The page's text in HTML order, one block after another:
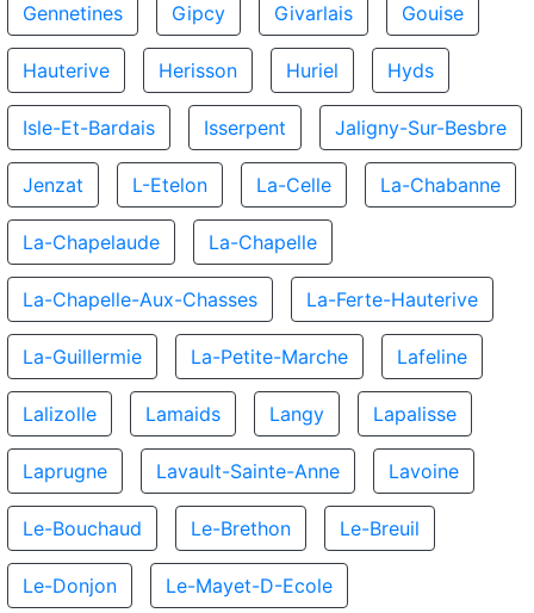
Gennetines Gipcy Givarlais Gouise
Hauterive Herisson Huriel Hyds
Isle-Et-Bardais Isserpent Jaligny-Sur-Besbre
Jenzat L-Etelon La-Celle La-Chabanne
La-Chapelaude La-Chapelle
La-Chapelle-Aux-Chasses La-Ferte-Hauterive
La-Guillermie La-Petite-Marche Lafeline
Lalizolle Lamaids Langy Lapalisse
Laprugne Lavault-Sainte-Anne Lavoine
Le-Bouchaud Le-Brethon Le-Breuil
Le-Donjon Le-Mayet-D-Ecole